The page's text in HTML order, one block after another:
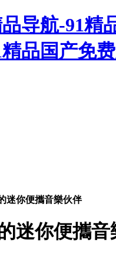
导航-91
品国产免
迷你便攜音樂伙伴
迷你便攜音